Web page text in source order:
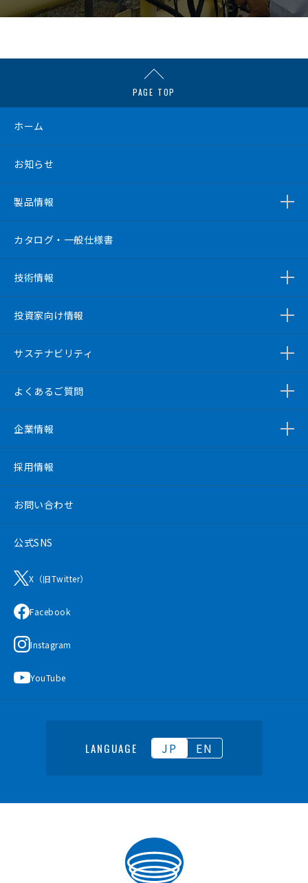
PAGE TOP
ホーム
お知らせ
製品情報
カタログ・一般仕様書
技術情報
投資家向け情報
サステナビリティ
よくあるご質問
企業情報
採用情報
お問い合わせ
公式SNS
X（旧Twitter）
Facebook
Instagram
YouTube
LANGUAGE JP EN